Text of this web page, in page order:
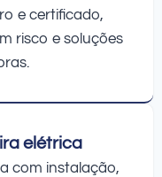
e certificado,
risco e soluções
elétrica
com instalação,